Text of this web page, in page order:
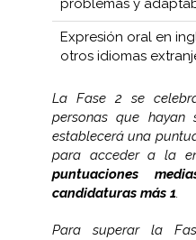
problemas y
Expresión oral en
otros idiomas
La Fase 2 se
personas que hayan
establecerá una
para acceder a la
puntuaciones
candidaturas más 1.
Para superar la